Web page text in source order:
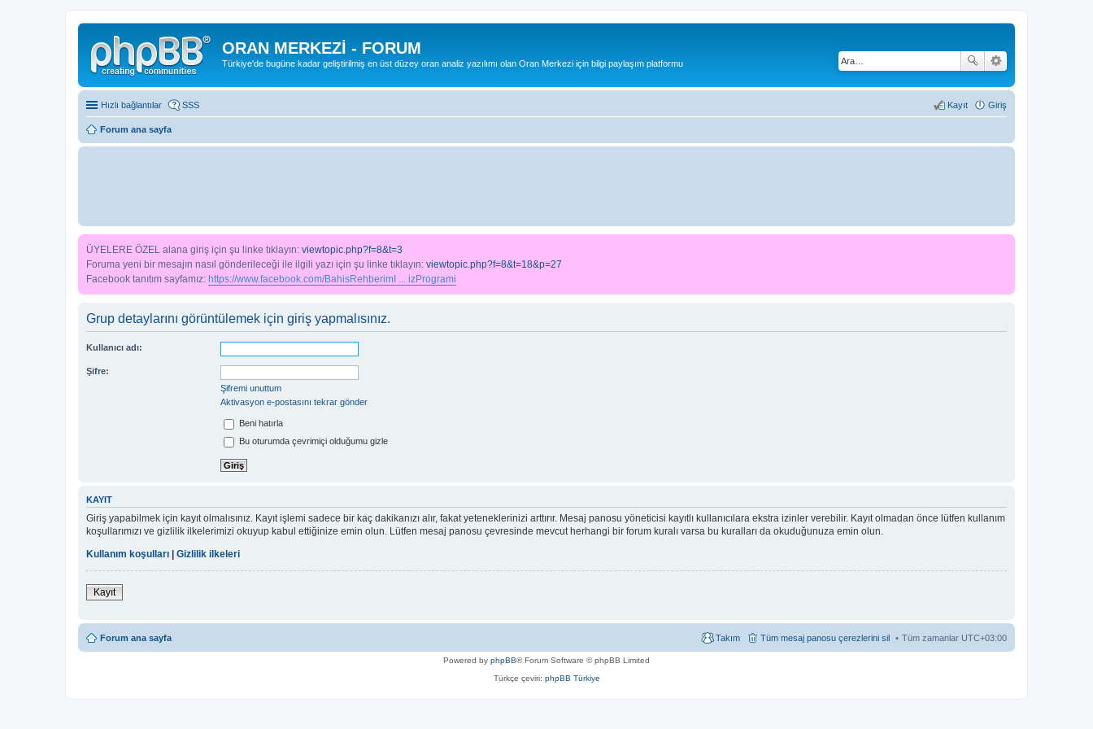
ORAN MERKEZİ - FORUM
Türkiye'de bugüne kadar geliştirilmiş en üst düzey oran analiz yazılımı olan Oran Merkezi için bilgi paylaşım platformu
Hızlı bağlantılar SSS Giriş
Kayıt
Forum ana sayfa
ÜYELERE ÖZEL alana giriş için şu linke tıklayın: viewtopic.php?f=8&t=3
Foruma yeni bir mesajın nasıl gönderileceği ile ilgili yazı için şu linke tıklayın: viewtopic.php?f=8&t=18&p=27
Facebook tanıtım sayfamız: https://www.facebook.com/BahisRehberimI ... izProgrami
Grup detaylarını görüntülemek için giriş yapmalısınız.
Kullanıcı adı:
Şifre:
Şifremi unuttum
Aktivasyon e-postasını tekrar gönder
Beni hatırla
Bu oturumda çevrimiçi olduğumu gizle
KAYIT
Giriş yapabilmek için kayıt olmalısınız. Kayıt işlemi sadece bir kaç dakikanızı alır, fakat yeteneklerinizi arttırır. Mesaj panosu yöneticisi kayıtlı kullanıcılara ekstra izinler verebilir. Kayıt olmadan önce lütfen kullanım
koşullarımızı ve gizlilik ilkelerimizi okuyup kabul ettiğinize emin olun. Lütfen mesaj panosu çevresinde mevcut herhangi bir forum kuralı varsa bu kuralları da okuduğunuza emin olun.
Kullanım koşulları
Gizlilik ilkeleri
Kayıt
Forum ana sayfa Tüm zamanlar UTC+03:00
Tüm mesaj panosu çerezlerini sil
Takım
Powered by phpBB® Forum Software © phpBB Limited
Türkçe çeviri: phpBB Türkiye